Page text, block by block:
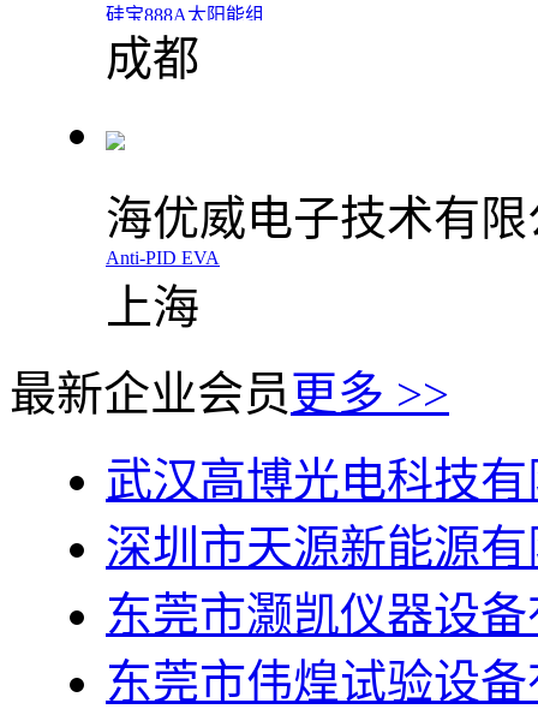
硅宝888A太阳能组
件专用硅酮胶
成都
海优威电子技术有
Anti-PID EVA
上海
最新企业会员更多 >>
武汉高博光电科技
深圳市天源新能源
东莞市灏凯仪器设
东莞市伟煌试验设